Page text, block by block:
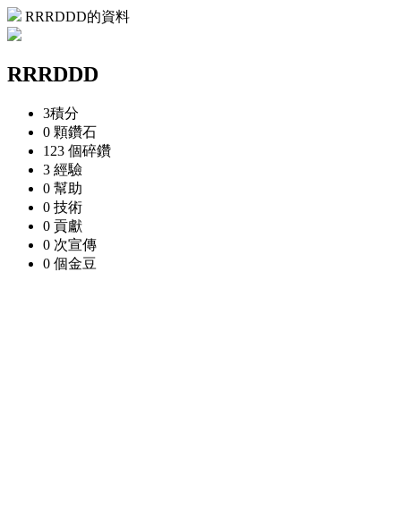
RRRDDD的資料
RRRDDD
3積分
0 顆鑽石
123 個碎鑽
3 經驗
0 幫助
0 技術
0 貢獻
0 次宣傳
0 個金豆